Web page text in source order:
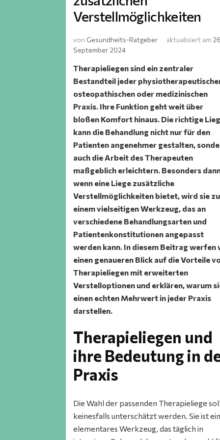
Verstellmöglichkeiten
von Gesundheits-Ratgeber aktualisiert am
September 2024
Therapieliegen sind ein zentraler
Bestandteil jeder
osteopathischen oder medizinischen
Praxis. Ihre Funktion geht weit über
bloßen Komfort hinaus. Die richtige
kann die Behandlung nicht nur für den
Patienten angenehmer gestalten,
auch die Arbeit des Therapeuten
maßgeblich erleichtern. Besonders
wenn eine Liege zusätzliche
Verstellmöglichkeiten bietet, wird sie zu
einem vielseitigen Werkzeug, das an
verschiedene Behandlungsarten und
Patientenkonstitutionen angepasst
werden kann. In diesem Beitrag werfen
einen genaueren Blick auf die Vorteile
Therapieliegen mit erweiterten
Verstelloptionen und erklären, warum
einen echten Mehrwert in jeder Praxis
darstellen.
Therapieliegen und
ihre Bedeutung in
Praxis
Die Wahl der passenden Therapieliege
keinesfalls unterschätzt werden. Sie ist
elementares Werkzeug, das täglich in